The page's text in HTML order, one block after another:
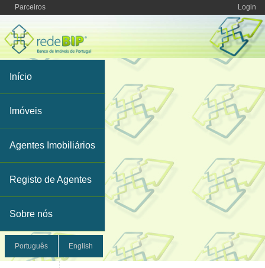
Parceiros Login
Início
Imóveis
Agentes Imobiliários
Registo de Agentes
Sobre nós
Português English